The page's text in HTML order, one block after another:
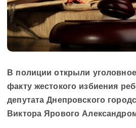
В полиции открыли
факту жестокого избиения
депутата Днепровского
Виктора Ярового